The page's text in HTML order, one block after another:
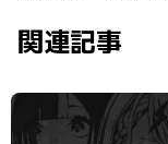
関連記事